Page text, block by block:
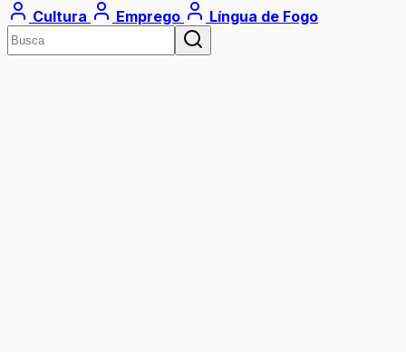
Cultura
Emprego Língua de Fogo